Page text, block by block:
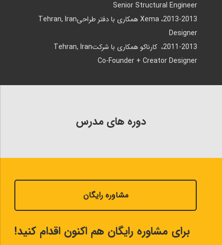
Senior Structural Engineer
2013-2013، Xema همکاری با دفتر طراحیTehran, Iran
Designer
2011-2013، کارناکو همکاری با شرکتTehran, Iran
Co-Founder + Creator Designer
دوره های مدرس
مشاوره رایگان
برای مشاوره رایگان هم اکنون اقدام کنید!